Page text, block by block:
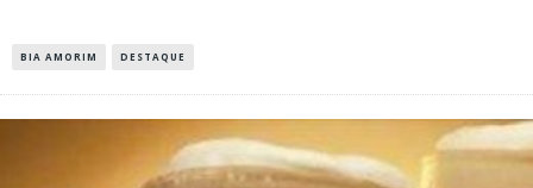
BIA AMORIM DESTAQUE